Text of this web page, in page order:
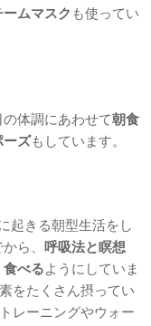
ームマスク も使ってい
体調にあわせて朝食
ーズもしています。
起きる朝型生活をし
ら、 呼吸法と瞑想
べるようにしていま
をたくさん摂ってい
レーニングやウォー